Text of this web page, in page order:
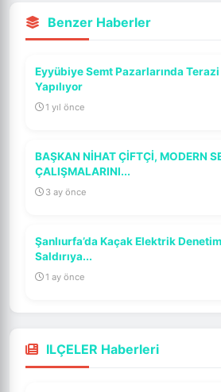
Benzer Haberler
Eyyübiye Semt Pazarlarında
Yapılıyor
1 yıl önce
BAŞKAN NİHAT ÇİFTÇİ, MODERN
ÇALIŞMALARINI...
3 ay önce
Şanlıurfa’da Kaçak Elektrik
Saldırıya...
1 ay önce
ILÇELER Haberleri